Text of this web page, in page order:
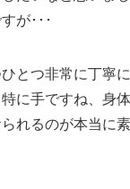
が･･･
とつ非常に丁寧
に手ですね、身
れるのが本当に